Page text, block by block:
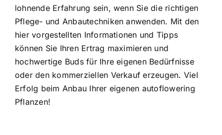
lohnende Erfahrung sein, wenn Sie die richtigen
Pflege- und Anbautechniken anwenden. Mit den
hier vorgestellten Informationen und Tipps
können Sie Ihren Ertrag maximieren und
hochwertige Buds für Ihre eigenen Bedürfnisse
oder den kommerziellen Verkauf erzeugen. Viel
Erfolg beim Anbau Ihrer eigenen autoflowering
Pflanzen!